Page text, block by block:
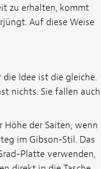
zu erhalten, kommt
Auf diese Weise
Idee ist die gleiche.
nichts. Sie fallen auch
der Saiten, wenn
im Gibson-Stil. Das
Platte verwenden,